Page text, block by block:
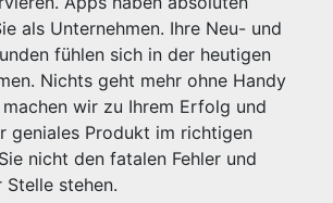
als Unternehmen. Ihre Neu- und
fühlen sich in der heutigen
Nichts geht mehr ohne Handy
wir zu Ihrem Erfolg und
geniales Produkt im richtigen
nicht den fatalen Fehler und
stehen.